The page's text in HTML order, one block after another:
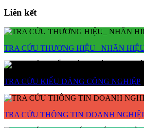
Liên kết
TRA CỨU THƯƠNG HIỆU_ NHÃN
TRA CỨU KIỂU DÁNG CÔNG NGHIỆP
TRA CỨU THÔNG TIN DOANH